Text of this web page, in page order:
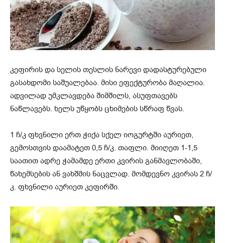
კეფირის და სელის თესლის ნარევი დადასტურებული
გასახდომი საშუალებაა. მისი ეფექტურობა მაღალია.
ადვილად უმკლავდება შიმშილს, ასუფთავებს
ნაწლავებს. ხელს უწყობს ცხიმების სწრაფ წვას.
1 ჩ/კ ფხვნილი ერთ ჭიქა სქელ იოგურტში აურიეთ,
გემოსთვის დაამატეთ 0,5 ჩ/კ. თაფლი. მიიღეთ 1-1,5
საათით ადრე ჭამამდე ერთი კვირის განმავლობაში,
წახემსების ან ვახშმის ნაცვლად. მომდევნო კვირას 2 ჩ/
კ. ფხვნილი აურიეთ კეფირში.